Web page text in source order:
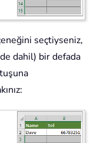
seçtiyseniz,
dahil) bir defada